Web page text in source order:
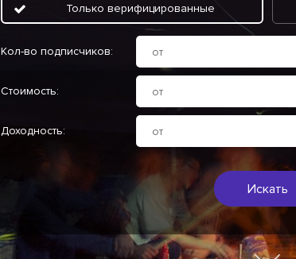
Только верифицированные
Кол-во подписчиков:
Стоимость:
Доходность:
Искать